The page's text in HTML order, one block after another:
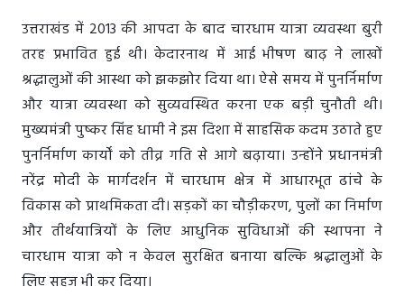
उत्तराखंड में 2013 की आपदा के बाद चारधाम यात्रा व्यवस्था बुरी
तरह प्रभावित हुई थी। केदारनाथ में आई भीषण बाढ़ ने लाखों
श्रद्धालुओं की आस्था को झकझोर दिया था। ऐसे समय में पुनर्निर्माण
और यात्रा व्यवस्था को सुव्यवस्थित करना एक बड़ी चुनौती थी।
मुख्यमंत्री पुष्कर सिंह धामी ने इस दिशा में साहसिक कदम उठाते हुए
पुनर्निर्माण कार्यों को तीव्र गति से आगे बढ़ाया। उन्होंने प्रधानमंत्री
नरेंद्र मोदी के मार्गदर्शन में चारधाम क्षेत्र में आधारभूत ढांचे के
विकास को प्राथमिकता दी। सड़कों का चौड़ीकरण, पुलों का निर्माण
और तीर्थयात्रियों के लिए आधुनिक सुविधाओं की स्थापना ने
चारधाम यात्रा को न केवल सुरक्षित बनाया बल्कि श्रद्धालुओं के
लिए सहज भी कर दिया।